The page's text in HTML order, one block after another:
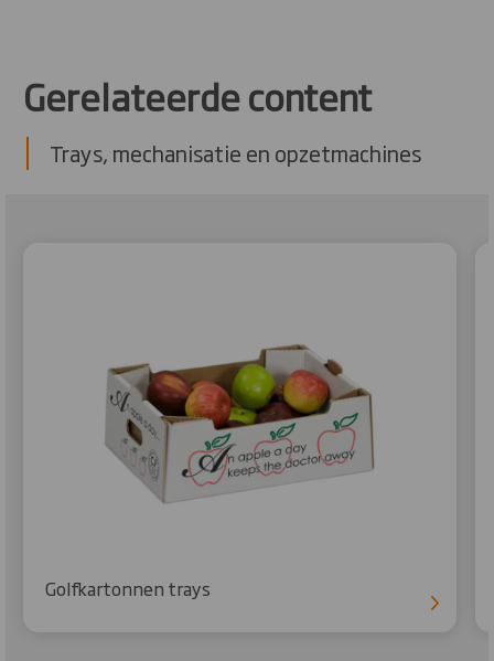
Gerelateerde content
Trays, mechanisatie en opzetmachines
Golfkartonnen trays